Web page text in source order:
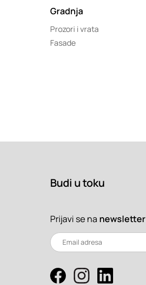
Gradnja
Prozori i vrata
Fasade
Budi u toku
Prijavi se na newsletter